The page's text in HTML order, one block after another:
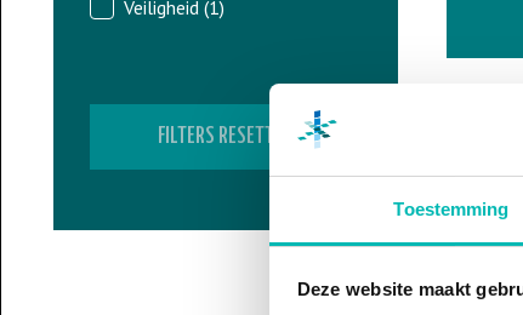
Toestemming
Deze website maakt
Veiligheid (1)
FILTERS RESETTEN